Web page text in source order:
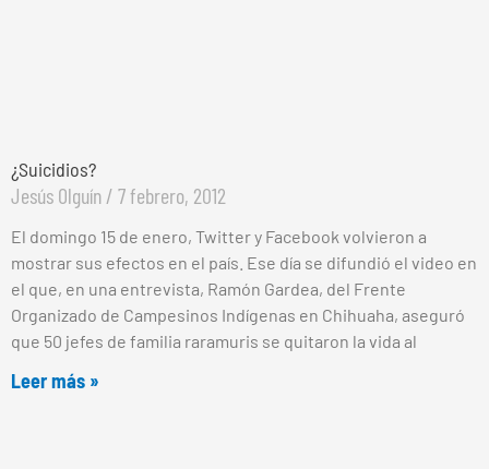
¿Suicidios?
Jesús Olguín 7 febrero, 2012
El domingo 15 de enero, Twitter y Facebook volvieron a
mostrar sus efectos en el país. Ese día se difundió el video en
el que, en una entrevista, Ramón Gardea, del Frente
Organizado de Campesinos Indígenas en Chihuaha, aseguró
que 50 jefes de familia raramuris se quitaron la vida al
Leer más »